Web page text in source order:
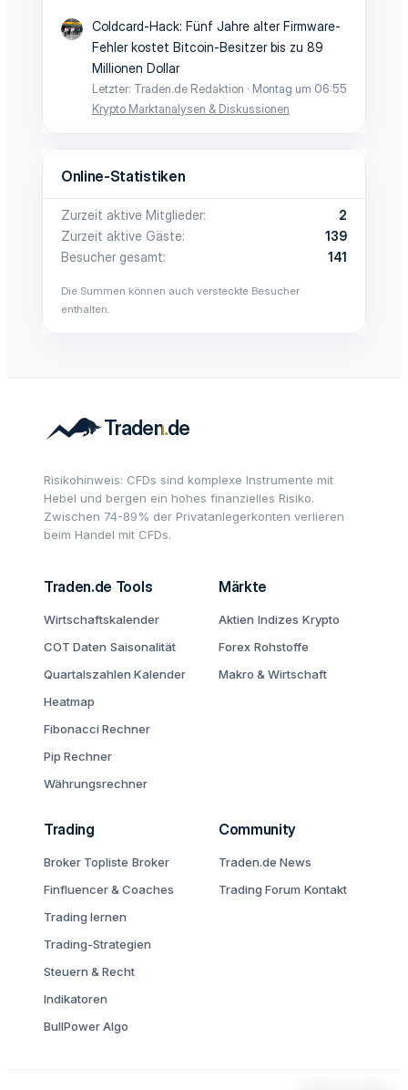
Coldcard-Hack: Fünf Jahre alter Firmware-
Fehler kostet Bitcoin-Besitzer bis zu 89
Millionen Dollar
Letzter: Traden.de Redaktion
Montag um 06:55
Krypto Marktanalysen & Diskussionen
Online-Statistiken
Zurzeit aktive Mitglieder
2
Zurzeit aktive Gäste
139
Besucher gesamt
141
Die Summen können auch versteckte Besucher
enthalten.
Risikohinweis: CFDs sind komplexe Instrumente mit
Hebel und bergen ein hohes finanzielles Risiko.
Zwischen 74-89% der Privatanlegerkonten verlieren
beim Handel mit CFDs.
Traden.de Tools
Wirtschaftskalender
COT Daten Saisonalität
Quartalszahlen Kalender
Heatmap
Fibonacci Rechner
Pip Rechner
Währungsrechner
Märkte
Aktien Indizes Krypto
Forex Rohstoffe
Makro & Wirtschaft
Trading
Broker Topliste Broker
Finfluencer & Coaches
Trading lernen
Trading-Strategien
Steuern & Recht
Indikatoren
BullPower Algo
Community
Traden.de News
Trading Forum Kontakt